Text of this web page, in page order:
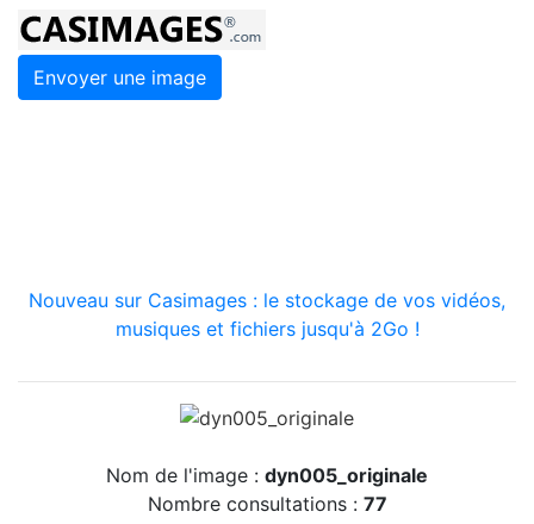
Envoyer une image
Nouveau sur Casimages : le stockage de vos vidéos,
musiques et fichiers jusqu'à 2Go !
Nom de l'image : dyn005_originale
Nombre consultations : 77